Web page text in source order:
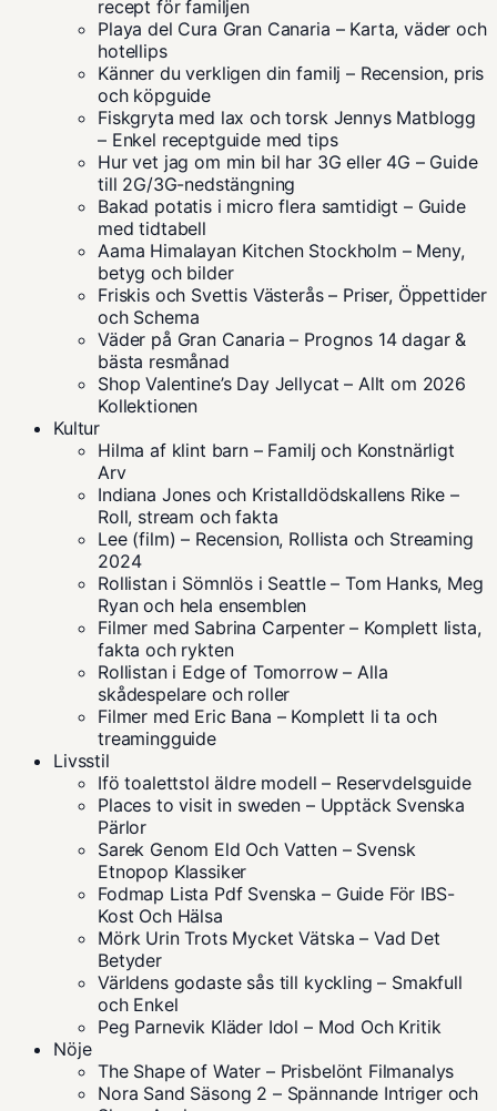
recept för familjen
Playa del Cura Gran Canaria – Karta, väder och
hotellips
Känner du verkligen din familj – Recension, pris
och köpguide
Fiskgryta med lax och torsk Jennys Matblogg
– Enkel receptguide med tips
Hur vet jag om min bil har 3G eller 4G – Guide
till 2G/3G-nedstängning
Bakad potatis i micro flera samtidigt – Guide
med tidtabell
Aama Himalayan Kitchen Stockholm – Meny,
betyg och bilder
Friskis och Svettis Västerås – Priser, Öppettider
och Schema
Väder på Gran Canaria – Prognos 14 dagar &
bästa resmånad
Shop Valentine’s Day Jellycat – Allt om 2026
Kollektionen
Kultur
Hilma af klint barn – Familj och Konstnärligt
Arv
Indiana Jones och Kristalldödskallens Rike –
Roll, stream och fakta
Lee (film) – Recension, Rollista och Streaming
2024
Rollistan i Sömnlös i Seattle – Tom Hanks, Meg
Ryan och hela ensemblen
Filmer med Sabrina Carpenter – Komplett lista,
fakta och rykten
Rollistan i Edge of Tomorrow – Alla
skådespelare och roller
Filmer med Eric Bana – Komplett li ta och
treamingguide
Livsstil
Ifö toalettstol äldre modell – Reservdelsguide
Places to visit in sweden – Upptäck Svenska
Pärlor
Sarek Genom Eld Och Vatten – Svensk
Etnopop Klassiker
Fodmap Lista Pdf Svenska – Guide För IBS-
Kost Och Hälsa
Mörk Urin Trots Mycket Vätska – Vad Det
Betyder
Världens godaste sås till kyckling – Smakfull
och Enkel
Peg Parnevik Kläder Idol – Mod Och Kritik
Nöje
The Shape of Water – Prisbelönt Filmanalys
Nora Sand Säsong 2 – Spännande Intriger och